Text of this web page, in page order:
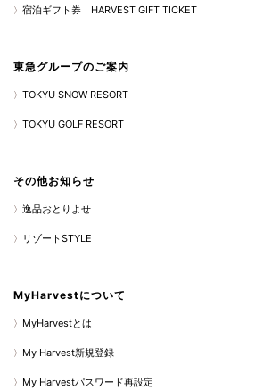
宿泊ギフト券｜HARVEST GIFT TICKET
東急グループのご案内
TOKYU SNOW RESORT
TOKYU GOLF RESORT
その他お知らせ
逸品おとりよせ
リゾートSTYLE
MyHarvestについて
MyHarvestとは
My Harvest新規登録
My Harvestパスワード再設定